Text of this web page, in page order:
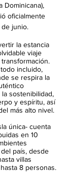
Dominicana),
oficialmente
junio.
la estancia
viaje
incluido,
se respira la
sostenibilidad,
y espíritu, así
más alto nivel.
única- cuenta
en 10
país, desde
villas
8 personas.